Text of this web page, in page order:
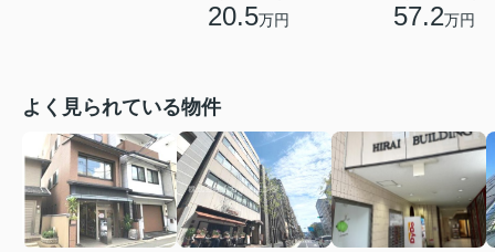
20.5万円 57.2万円
よく見られている物件